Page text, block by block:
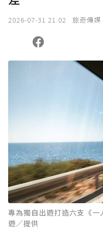
2026-07-31 21:02 旅奇傳
專為獨自出遊打造六支《
遊／提供